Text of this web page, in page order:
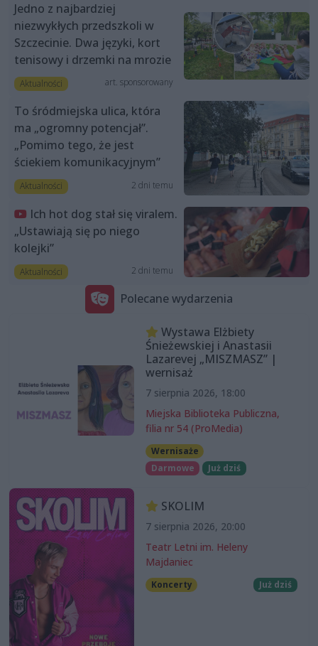
Jedno z najbardziej
niezwykłych przedszkoli w
Szczecinie. Dwa języki, kort
tenisowy i drzemki na mrozie
Aktualności art. sponsorowany
To śródmiejska ulica, która
ma „ogromny potencjał”.
„Pomimo tego, że jest
ściekiem komunikacyjnym”
Aktualności 2 dni temu
Ich hot dog stał się viralem.
„Ustawiają się po niego
kolejki”
Aktualności 2 dni temu
Polecane wydarzenia
Wystawa Elżbiety
Śnieżewskiej i Anastasii
Lazarevej „MISZMASZ” |
wernisaż
7 sierpnia 2026, 18:00
Miejska Biblioteka Publiczna,
filia nr 54 (ProMedia)
Wernisaże
Darmowe
Już dziś
SKOLIM
7 sierpnia 2026, 20:00
Teatr Letni im. Heleny
Majdaniec
Koncerty Już dziś